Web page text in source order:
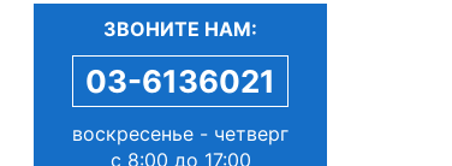
ЗВОНИТЕ НАМ:
03-6136021
воскресенье - четверг
с 8:00 до 17:00